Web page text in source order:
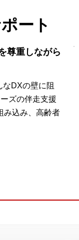
ート
尊重しながら
DXの壁に阻
ズの伴走支援
み込み、高齢者